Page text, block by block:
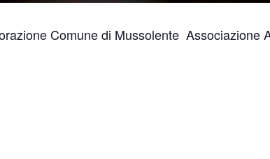
Comune di Mussolente Associazione